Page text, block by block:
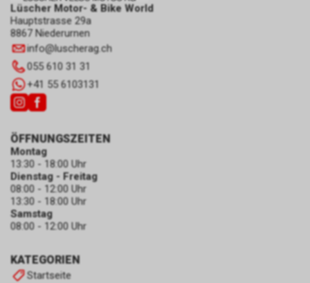
Lüscher Motor- & Bike World
Hauptstrasse 29a
8867 Niederurnen
info@luscherag.ch
055 610 31 31
+41 55 6103131
KATEGORIEN
Startseite
ÖFFNUNGSZEITEN
Montag
13:30 - 18:00 Uhr
Dienstag - Freitag
08:00 - 12:00 Uhr
13:30 - 18:00 Uhr
Samstag
08:00 - 12:00 Uhr